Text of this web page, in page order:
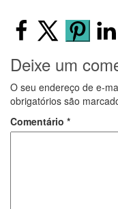
Deixe um
O seu endereço de e-
obrigatórios são
Comentário *